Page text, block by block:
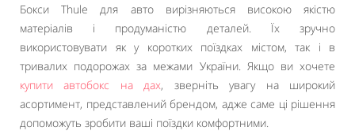
Бокси Thule для авто вирізняються високою якістю
матеріалів і продуманістю деталей. Їх зручно
використовувати як у коротких поїздках містом, так і в
тривалих подорожах за межами України. Якщо ви хочете
купити автобокс на дах, зверніть увагу на широкий
асортимент, представлений брендом, адже саме ці рішення
допоможуть зробити ваші поїздки комфортними.